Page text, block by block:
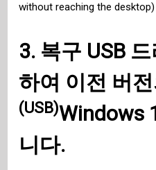
without reaching the desktop)
3. 복구 USB
하여 이전 버전
(USB)Windows
니다.